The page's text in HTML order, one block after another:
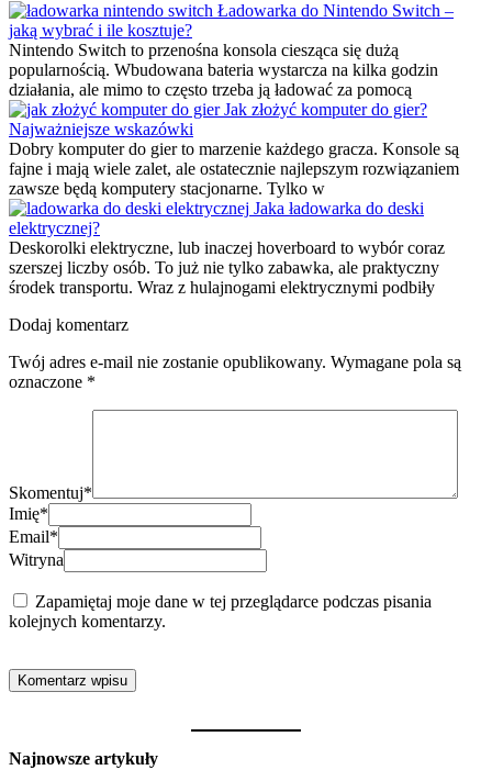
Ładowarka do Nintendo Switch –
jaką wybrać i ile kosztuje?
Nintendo Switch to przenośna konsola ciesząca się dużą
popularnością. Wbudowana bateria wystarcza na kilka godzin
działania, ale mimo to często trzeba ją ładować za pomocą
Jak złożyć komputer do gier?
Najważniejsze wskazówki
Dobry komputer do gier to marzenie każdego gracza. Konsole są
fajne i mają wiele zalet, ale ostatecznie najlepszym rozwiązaniem
zawsze będą komputery stacjonarne. Tylko w
Jaka ładowarka do deski
elektrycznej?
Deskorolki elektryczne, lub inaczej hoverboard to wybór coraz
szerszej liczby osób. To już nie tylko zabawka, ale praktyczny
środek transportu. Wraz z hulajnogami elektrycznymi podbiły
Dodaj komentarz
Twój adres e-mail nie zostanie opublikowany. Wymagane pola są
oznaczone *
Skomentuj*
Imię*
Email*
Witryna
Zapamiętaj moje dane w tej przeglądarce podczas pisania
kolejnych komentarzy.
Najnowsze artykuły